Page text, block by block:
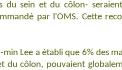
du sein et du côlon-
par l'OMS. Cette
Lee a établi que 6% des
du côlon, pouvaient